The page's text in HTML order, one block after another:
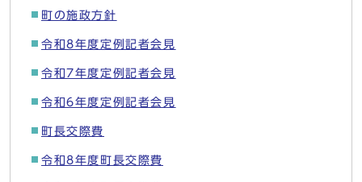
町の施政方針
令和8年度定例記者会見
令和7年度定例記者会見
令和6年度定例記者会見
町長交際費
令和8年度町長交際費